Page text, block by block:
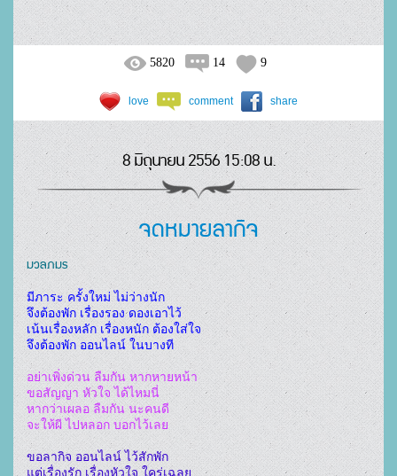
5820 14 9
love comment share
8 มิถุนายน 2556 15:08 น.
จดหมายลากิจ
มวลภมร
มีภาระ ครั้งใหม่ ไม่ว่างนัก
จึงต้องพัก เรื่องรอง ดองเอาไว้
เน้นเรื่องหลัก เรื่องหนัก ต้องใส่ใจ
จึงต้องพัก ออนไลน์ ในบางที
อย่าเพิ่งด่วน ลืมกัน หากหายหน้า
ขอสัญญา หัวใจ ได้ไหมนี่
หากว่าเผลอ ลืมกัน นะคนดี
จะให้ผี ไปหลอก บอกไว้เลย
ขอลากิจ ออนไลน์ ไว้สักพัก
แต่เรื่องรัก เรื่องหัวใจ ใคร่เฉลย